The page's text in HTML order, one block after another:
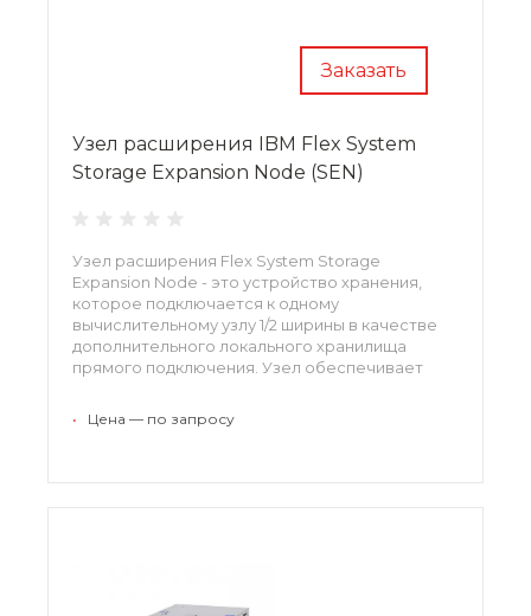
Заказать
Узел расширения IBM Flex System
Storage Expansion Node (SEN)
Узел расширения Flex System Storage
Expansion Node - это устройство хранения,
которое подключается к одному
вычислительному узлу 1/2 ширины в качестве
дополнительного локального хранилища
прямого подключения. Узел обеспечивает
надежности.
• Цена — по запросу